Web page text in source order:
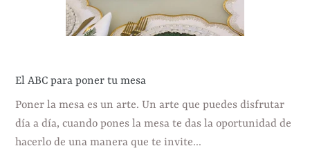
El ABC para poner tu mesa
Poner la mesa es un arte. Un arte que puedes disfrutar
día a día, cuando pones la mesa te das la oportunidad de
hacerlo de una manera que te invite...